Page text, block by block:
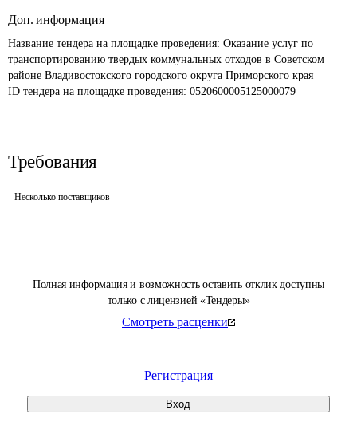
Полная информация и возможность оставить отклик доступны
только с лицензией «Тендеры»
Смотреть расценки
Регистрация
Вход
Доп. информация
Название тендера на площадке проведения: Оказание услуг по
транспортированию твердых коммунальных отходов в Советском
районе Владивостокского городского округа Приморского края
ID тендера на площадке проведения: 0520600005125000079
Требования
Несколько поставщиков